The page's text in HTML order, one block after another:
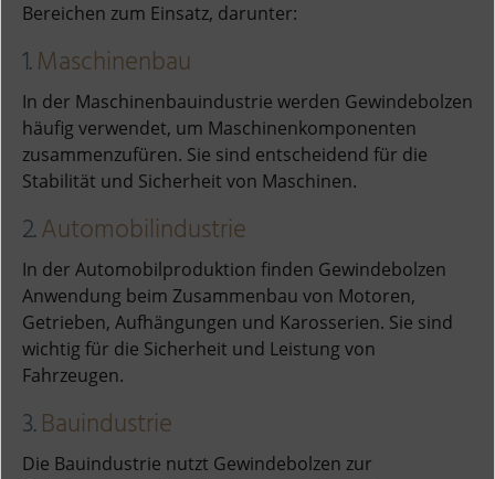
Bereichen zum Einsatz, darunter:
1.Maschinenbau
In der Maschinenbauindustrie werden Gewindebolzen
häufig verwendet, um Maschinenkomponenten
zusammenzufüren. Sie sind entscheidend für die
Stabilität und Sicherheit von Maschinen.
2.Automobilindustrie
In der Automobilproduktion finden Gewindebolzen
Anwendung beim Zusammenbau von Motoren,
Getrieben, Aufhängungen und Karosserien. Sie sind
wichtig für die Sicherheit und Leistung von
Fahrzeugen.
3.Bauindustrie
Die Bauindustrie nutzt Gewindebolzen zur